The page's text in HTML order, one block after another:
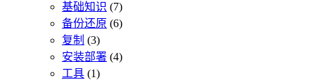
基础知识 (7)
备份还原 (6)
复制 (3)
安装部署 (4)
工具 (1)